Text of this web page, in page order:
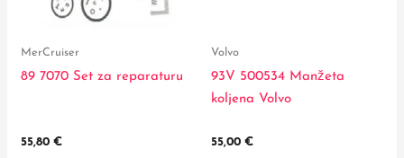
MerCruiser
89 7070 Set za reparaturu
55,80€
Volvo
93V 500534 Manžeta
koljena Volvo
55,00 €